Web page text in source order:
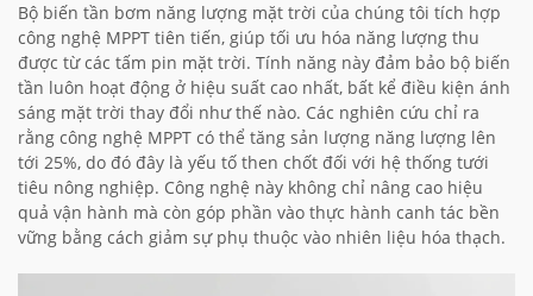
Bộ biến tần bơm năng lượng mặt trời của chúng tôi tích hợp
công nghệ MPPT tiên tiến, giúp tối ưu hóa năng lượng thu
được từ các tấm pin mặt trời. Tính năng này đảm bảo bộ biến
tần luôn hoạt động ở hiệu suất cao nhất, bất kể điều kiện ánh
sáng mặt trời thay đổi như thế nào. Các nghiên cứu chỉ ra
rằng công nghệ MPPT có thể tăng sản lượng năng lượng lên
tới 25%, do đó đây là yếu tố then chốt đối với hệ thống tưới
tiêu nông nghiệp. Công nghệ này không chỉ nâng cao hiệu
quả vận hành mà còn góp phần vào thực hành canh tác bền
vững bằng cách giảm sự phụ thuộc vào nhiên liệu hóa thạch.